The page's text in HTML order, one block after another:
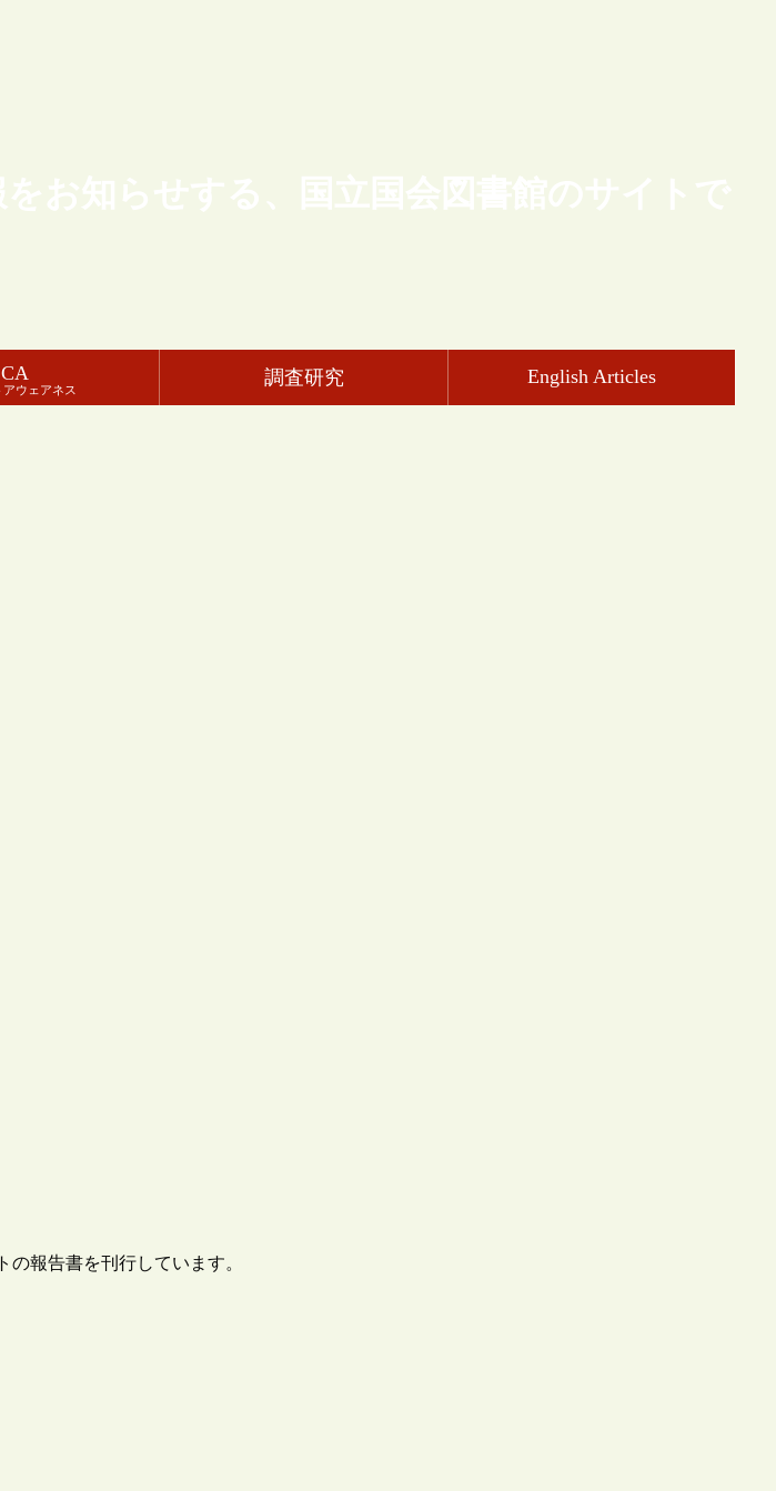
お知らせする、国立国会図書館のサイトで
CA
アウェアネス
調査研究 English Articles
報告書を刊行しています。